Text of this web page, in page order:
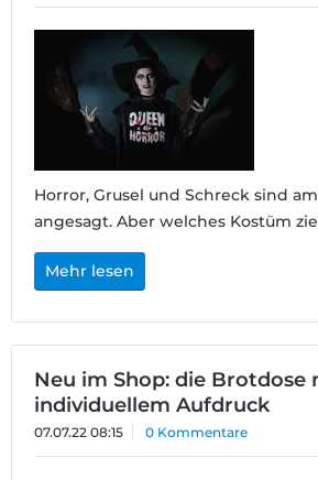
Horror, Grusel und Schreck sind
angesagt. Aber welches Kostüm
Mehr lesen
Neu im Shop: die Brotdose
individuellem Aufdruck
07.07.22 08:15 0 Kommentare